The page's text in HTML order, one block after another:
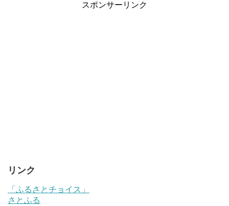
スポンサーリンク
リンク
「ふるさとチョイス」
さとふる